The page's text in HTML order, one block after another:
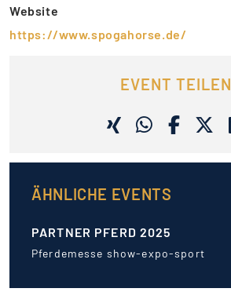
Website
https://www.spogahorse.de/
EVENT TEILEN
ÄHNLICHE EVENTS
PARTNER PFERD 2025
Pferdemesse show-expo-sport